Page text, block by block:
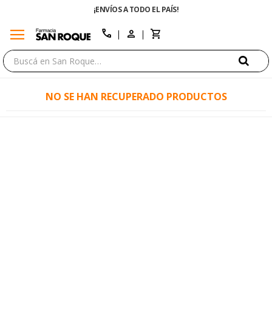
¡ENVÍOS A TODO EL PAÍS!
menu call
NO SE HAN RECUPERADO PRODUCTOS
close